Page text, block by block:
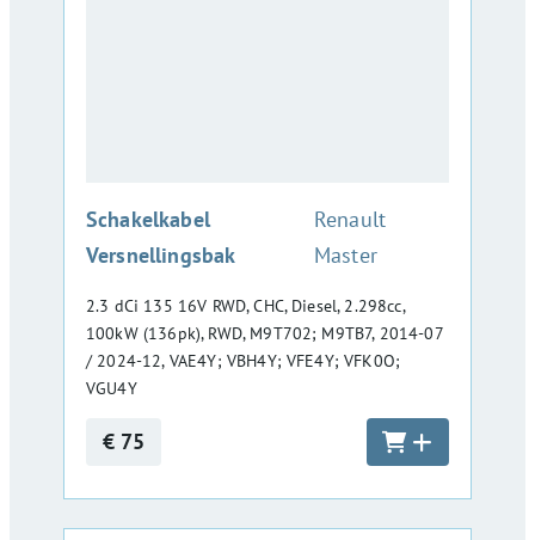
Schakelkabel
Versnellingsbak
:Renault
Master
2.3 dCi 135 16V RWD, CHC, Diesel, 2.298cc,
100kW (136pk), RWD, M9T702; M9TB7, 2014-07
/ 2024-12, VAE4Y; VBH4Y; VFE4Y; VFK0O;
VGU4Y
€ 75